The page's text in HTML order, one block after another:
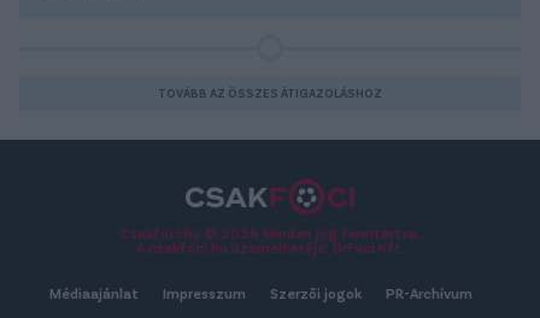
TOVÁBB AZ ÖSSZES ÁTIGAZOLÁSHOZ
Csakfoci.hu © 2026 Minden jog fenntartva.
A csakfoci.hu üzemeltetője: DrFoci Kft.
Médiaajánlat Impresszum Szerzői jogok PR-Archívum